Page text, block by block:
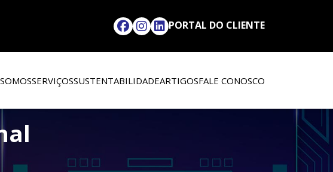
PORTAL DO CLIENTE
SERVIÇOSSUSTENTABILIDADEARTIGOSFALE CONOSCO